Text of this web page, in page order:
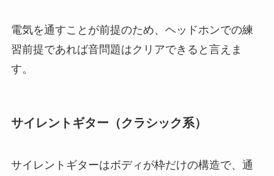
電気を通すことが前提のため、ヘッドホンでの練
習前提であれば音問題はクリアできると言えま
す。
サイレントギター（クラシック系）
サイレントギターはボディが枠だけの構造で、通